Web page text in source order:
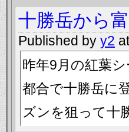
十勝岳から
Published by y2
昨年9月の紅葉
都合で十勝岳に
ズンを狙って十